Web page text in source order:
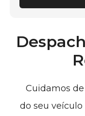
Cuidamos
do seu veículo